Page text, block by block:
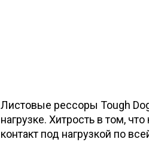
Листовые рессоры Tough
нагрузке. Хитрость в том,
контакт под нагрузкой по